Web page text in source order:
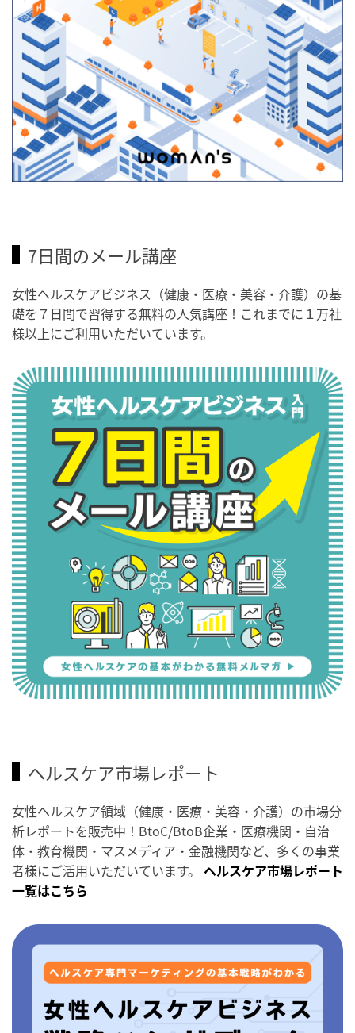
7日間のメール講座
女性ヘルスケアビジネス（健康・医療・美容・介護）の基
礎を７日間で習得する無料の人気講座！これまでに１万社
様以上にご利用いただいています。
ヘルスケア市場レポート
女性ヘルスケア領域（健康・医療・美容・介護）の市場分
析レポートを販売中！BtoC/BtoB企業・医療機関・自治
体・教育機関・マスメディア・金融機関など、多くの事業
者様にご活用いただいています。 ヘルスケア市場レポート
一覧はこちら